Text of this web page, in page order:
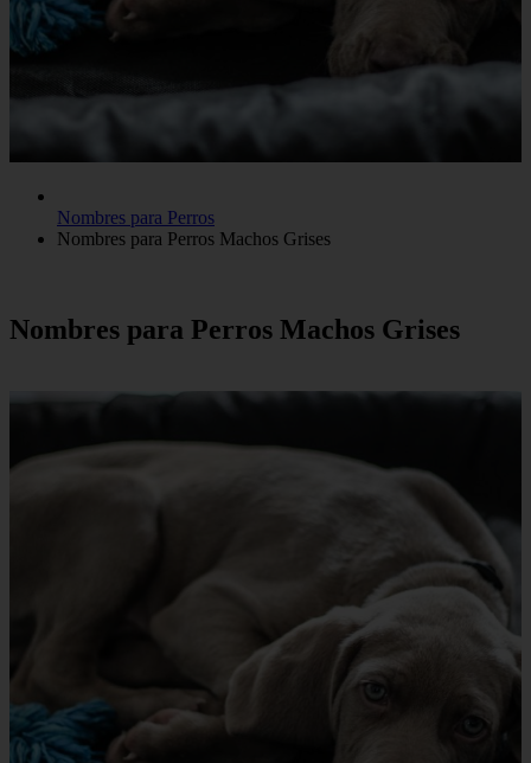
Nombres para Perros
Nombres para Perros Machos Grises
Nombres para Perros Machos Grises